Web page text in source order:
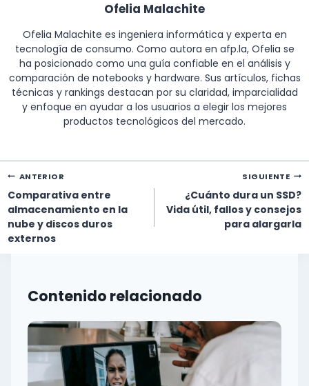
Ofelia Malachite
Ofelia Malachite es ingeniera informática y experta en
tecnología de consumo. Como autora en afp.la, Ofelia se
ha posicionado como una guía confiable en el análisis y
comparación de notebooks y hardware. Sus artículos, fichas
técnicas y rankings destacan por su claridad, imparcialidad
y enfoque en ayudar a los usuarios a elegir los mejores
productos tecnológicos del mercado.
Navegación
de
entradas
ANTERIOR
Comparativa entre
almacenamiento en la
nube y discos duros
externos
SIGUIENTE
¿Cuánto dura un SSD?
Vida útil, fallos y consejos
para alargarla
Contenido relacionado